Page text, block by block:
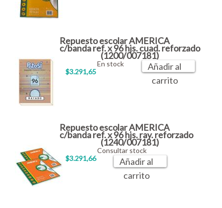
Repuesto escolar AMERICA
c/banda ref. x 96 hjs. cuad. reforzado
(1200/007181)
$3.291,65
En stock
Añadir al
carrito
Repuesto escolar AMERICA
c/banda ref. x 96 hjs. ray. reforzado
(1240/007181)
$3.291,66
Consultar stock
Añadir al
carrito